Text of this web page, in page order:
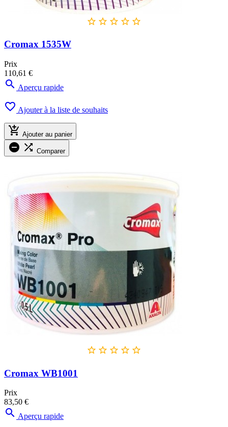
    
Cromax 1535W
Prix
110,61 €
 Aperçu rapide
 Ajouter à la liste de souhaits
 Ajouter au panier
  Comparer
    
Cromax WB1001
Prix
83,50 €
 Aperçu rapide